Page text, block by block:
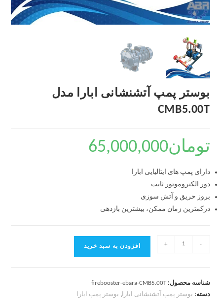
بوستر پمپ آتشنشانی ابارا مدل
CMB5.00T
تومان65,000,000
دارای پمپ های ایتالیایی ابارا
دور الکتروموتور ثابت
بروز حریق و آتش سوزی
درکمترین زمان ممکن، بیشترین بازدهی
-
+ افزودن به سبد خرید
شناسه محصول:firebooster-ebara-CMB5.00T
دسته: بوستر پمپ آتشنشانی ابارا, بوستر پمپ ابارا